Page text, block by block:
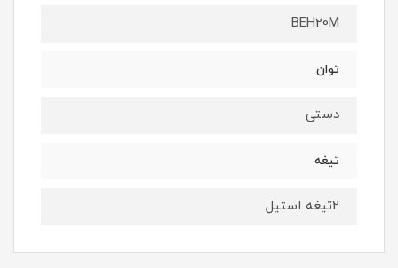
BEH20M
توان
دستی
تیغه
2تیغه استیل